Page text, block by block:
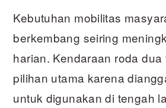
Kebutuhan mobilitas
berkembang seiring
harian. Kendaraan roda dua
pilihan utama karena
untuk digunakan di tengah